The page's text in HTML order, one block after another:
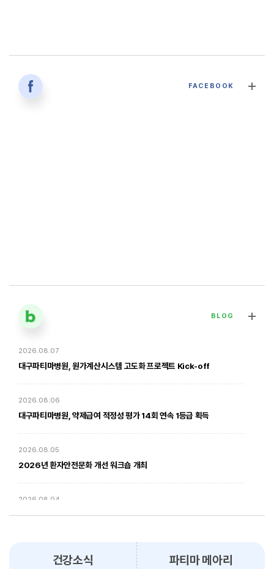
[대구파티마병원] 심장혈관흉부외과 김병호 의무원장 인터뷰 | 진료·
전문분야 이야기
2026. 01. 20
FACEBOOK
BLOG
2026.08.07
대구파티마병원, 원가계산시스템 고도화 프로젝트 Kick-off
2026.08.06
대구파티마병원, 약제급여 적정성 평가 14회 연속 1등급 획득
2026.08.05
2026년 환자안전문화 개선 워크숍 개최
2026.08.04
대구파티마병원, 동부도서관에서 '우리 아이 발달 체크리스트' 건강강좌
2026.08.03건강소식 파티마 메아리